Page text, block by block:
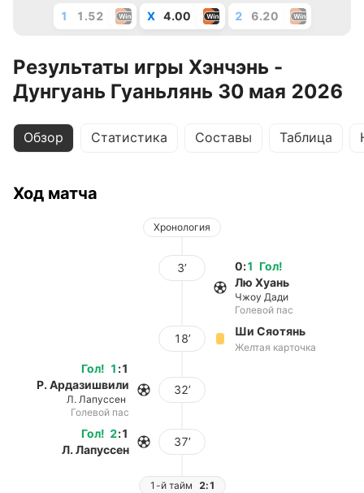
1 1.52 X 4.00 2 6.20
Результаты игры Хэнчэнь -
Дунгуань Гуаньлянь 30 мая 2026
Обзор Статистика Составы Таблица
Ход матча
Хронология
3’ Гол!
0:1
Лю Хуань
Чжоу Дади
Голевой пас
18’
Ши Сяотянь
Желтая карточка
Гол! 1 :1
Р. Ардазишвили
Л. Лапуссен
Голевой пас
32’
Гол! 2:1
Л. Лапуссен
37’
1-й тайм 2:1